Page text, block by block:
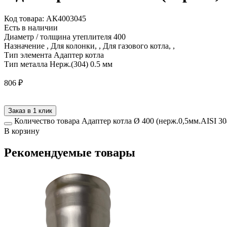
Код товара: АК4003045
Есть в наличии
Диаметр / толщина утеплителя 400
Назначение , Для колонки, , Для газового котла, ,
Тип элемента Адаптер котла
Тип металла Нерж.(304) 0.5 мм
806 ₽
Заказ в 1 клик
Количество товара Адаптер котла Ø 400 (нерж.0,5мм.AISI
В корзину
Рекомендуемые товары